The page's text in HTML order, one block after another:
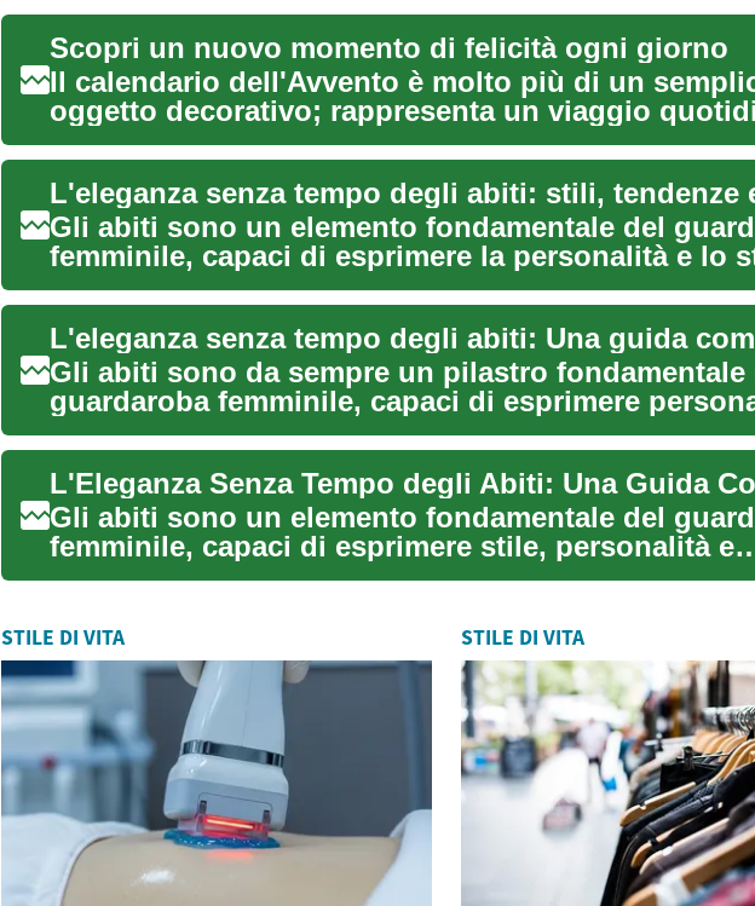
Scopri un nuovo momento di felicità ogni giorno
Il calendario dell'Avvento è molto più di un
oggetto decorativo; rappresenta un viaggio
attravers...
Gli abiti sono un elemento fondamentale del
femminile, capaci di esprimere la personalità e lo
ch...
Gli abiti sono da sempre un pilastro fondamentale
guardaroba femminile, capaci di esprimere
stile e ...
Gli abiti sono un elemento fondamentale del
femminile, capaci di esprimere stile, personalità e
adattarsi ...
STILE DI VITA STILE DI VITA